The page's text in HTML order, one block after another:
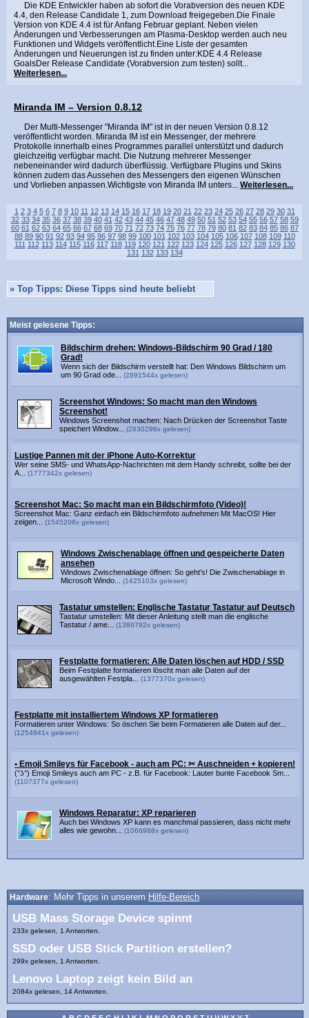
Die KDE Entwickler haben ab sofort die Vorabversion des neuen KDE
4.4, den Release Candidate 1, zum Download freigegeben.Die Finale
Version von KDE 4.4 ist für Anfang Februar geplant. Neben vielen
Änderungen und Verbesserungen am Plasma-Desktop werden auch neu
Funktionen und Widgets veröffentlicht.Eine Liste der gesamten
Änderungen und Neuerungen ist zu finden unter:KDE 4.4 Release
GoalsDer Release Candidate (Vorabversion zum testen) sollt...
Weiterlesen...
Miranda IM – Version 0.8.12
Der Multi-Messenger "Miranda IM" ist in der neuen Version 0.8.12
veröffentlicht worden. Miranda IM ist ein Messenger, der mehrere
Protokolle innerhalb eines Programmes parallel unterstützt und dadurch
gleichzeitig verfügbar macht. Die Nutzung mehrerer Messenger
nebeneinander wird dadurch überflüssig. Verfügbare Plugins und Skins
können zudem das Aussehen des Messengers den eigenen Wünschen
und Vorlieben anpassen.Wichtigste von Miranda IM unters... Weiterlesen...
1 2 3 4 5 6 7 8 9 10 11 12 13 14 15 16 17 18 19 20 21 22 23 24 25 26 27 28 29 30 31
32 33 34 35 36 37 38 39 40 41 42 43 44 45 46 47 48 49 50 51 52 53 54 55 56 57 58 59
60 61 62 63 64 65 66 67 68 69 70 71 72 73 74 75 76 77 78 79 80 81 82 83 84 85 86 87
88 89 90 91 92 93 94 95 96 97 98 99 100 101 102 103 104 105 106 107 108 109 110
111 112 113 114 115 116 117 118 119 120 121 122 123 124 125 126 127 128 129 130
131 132 133 134
» Top Tipps: Diese Tipps sind heute beliebt
Meist gelesene Tipps:
Bildschirm drehen: Windows-Bildschirm 90 Grad / 180
Grad!
Wenn sich der Bildschirm verstellt hat: Den Windows Bildschirm um
um 90 Grad ode... (2891544x gelesen)
Screenshot Windows: So macht man den Windows
Screenshot!
Windows Screenshot machen: Nach Drücken der Screenshot Taste
speichert Window... (2830298x gelesen)
Lustige Pannen mit der iPhone Auto-Korrektur
Wer seine SMS- und WhatsApp-Nachrichten mit dem Handy schreibt, sollte bei der
A... (1777342x gelesen)
Screenshot Mac: So macht man ein Bildschirmfoto (Video)!
Screenshot Mac: Ganz einfach ein Bildschirmfoto aufnehmen Mit MacOS! Hier
zeigen... (1545208x gelesen)
Windows Zwischenablage öffnen und gespeicherte Daten
ansehen
Windows Zwischenablage öffnen: So geht's! Die Zwischenablage in
Microsoft Windo... (1425103x gelesen)
Tastatur umstellen: Englische Tastatur Tastatur auf Deutsch
Tastatur umstellen: Mit dieser Anleitung stellt man die englische
Tastatur / ame... (1389792x gelesen)
Festplatte formatieren: Alle Daten löschen auf HDD / SSD
Beim Festplatte formatieren löscht man alle Daten auf der
ausgewählten Festpla... (1377370x gelesen)
Festplatte mit installiertem Windows XP formatieren
Formatieren unter Windows: So öschen Sie beim Formatieren alle Daten auf der...
(1254841x gelesen)
• Emoji Smileys für Facebook - auch am PC: ✂ Auschneiden + kopieren!
(°ʖ°) Emoji Smileys auch am PC - z.B. für Facebook: Lauter bunte Facebook Sm...
(1107377x gelesen)
Windows Reparatur: XP reparieren
Auch bei Windows XP kann es manchmal passieren, dass nicht mehr
alles wie gewohn... (1066988x gelesen)
Hardware: Mehr Tipps in unserem Hilfe-Bereich
USB Mass Storage Device spinnt
233x gelesen, 1 Antworten.
SSD oder USB Stick Partition erstellen?
299x gelesen, 1 Antworten.
Lenovo Laptop zeigt kein Bild an
2084x gelesen, 14 Antworten.